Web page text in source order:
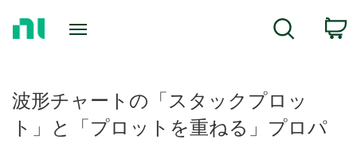
Search
波形チャートの「スタックプロッ
ト」と「プロットを重ねる」プロパ